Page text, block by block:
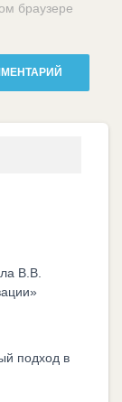
браузере
В.В.
подход в